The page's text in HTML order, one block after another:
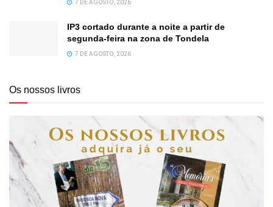
7 DE AGOSTO, 2026
IP3 cortado durante a noite a partir de
segunda-feira na zona de Tondela
7 DE AGOSTO, 2026
Os nossos livros